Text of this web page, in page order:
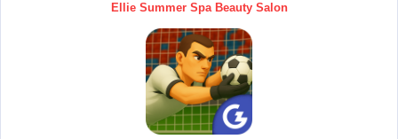
Ellie Summer Spa Beauty Salon